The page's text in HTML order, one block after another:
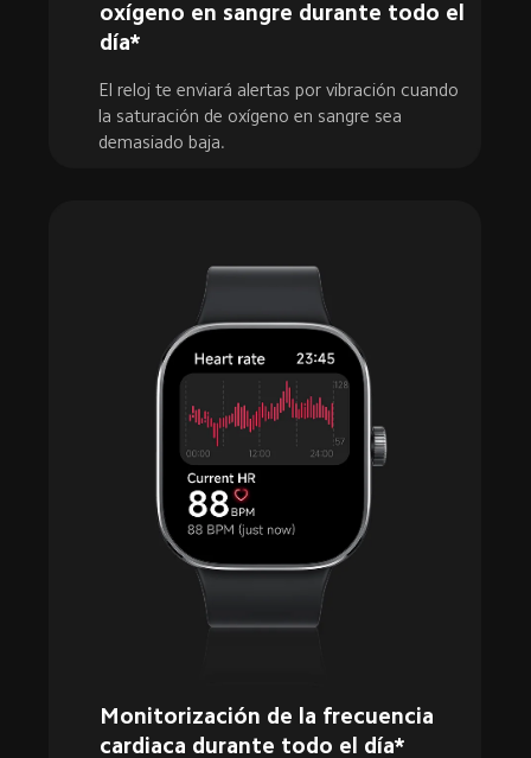
oxígeno en sangre durante todo el
día*
El reloj te enviará alertas por vibración cuando
la saturación de oxígeno en sangre sea
demasiado baja.
Monitorización de la frecuencia
cardiaca durante todo el día*